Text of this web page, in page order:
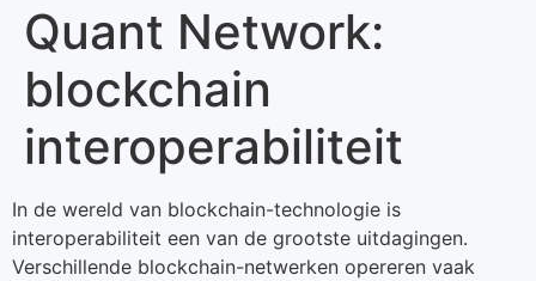
Quant Network:
blockchain
interoperabiliteit
In de wereld van blockchain-technologie is
interoperabiliteit een van de grootste uitdagingen.
Verschillende blockchain-netwerken opereren vaak